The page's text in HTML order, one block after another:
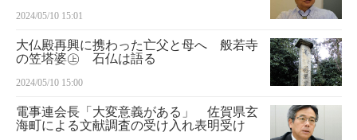
2024/05/10 15:01
大仏殿再興に携わった亡父と母へ 般若寺
の笠塔婆㊤ 石仏は語る
2024/05/10 15:00
電事連会長「大変意義がある」 佐賀県玄
海町による文献調査の受け入れ表明受け